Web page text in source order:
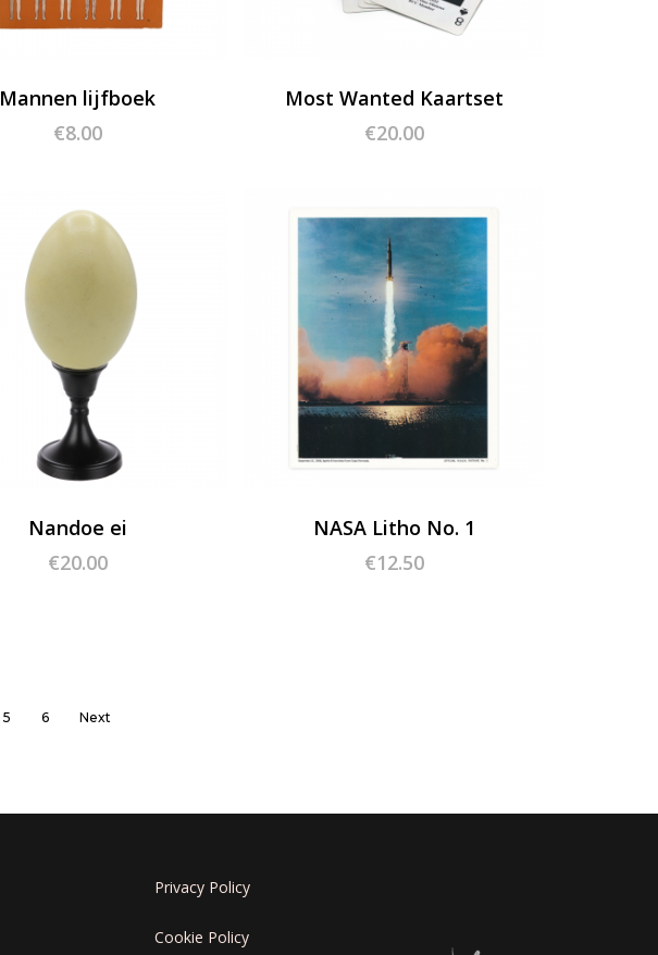
Mannen lijfboek
€8.00
Most Wanted Kaartset
€20.00
Nandoe ei
€20.00
NASA Litho No. 1
€12.50
5 6 Next
Privacy Policy
Cookie Policy